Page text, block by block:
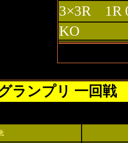
3×3R 1R
KO
ランプリ 一回戦